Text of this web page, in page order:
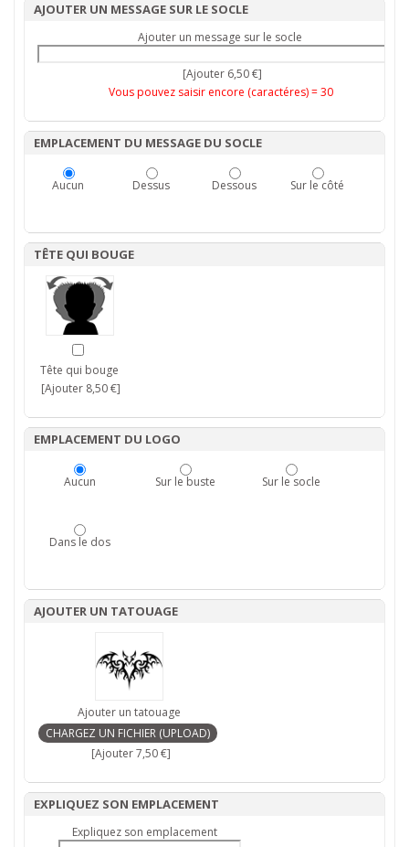
AJOUTER UN MESSAGE SUR LE SOCLE
Ajouter un message sur le socle
[Ajouter 6,50 €]
Vous pouvez saisir encore (caractéres) =30
EMPLACEMENT DU MESSAGE DU SOCLE
Aucun Dessus Dessous Sur le côté
TÊTE QUI BOUGE
Tête qui bouge
[Ajouter 8,50 €]
EMPLACEMENT DU LOGO
Aucun Sur le buste Sur le socle
Dans le dos
AJOUTER UN TATOUAGE
Ajouter un tatouage
[Ajouter 7,50 €]
EXPLIQUEZ SON EMPLACEMENT
Expliquez son emplacement